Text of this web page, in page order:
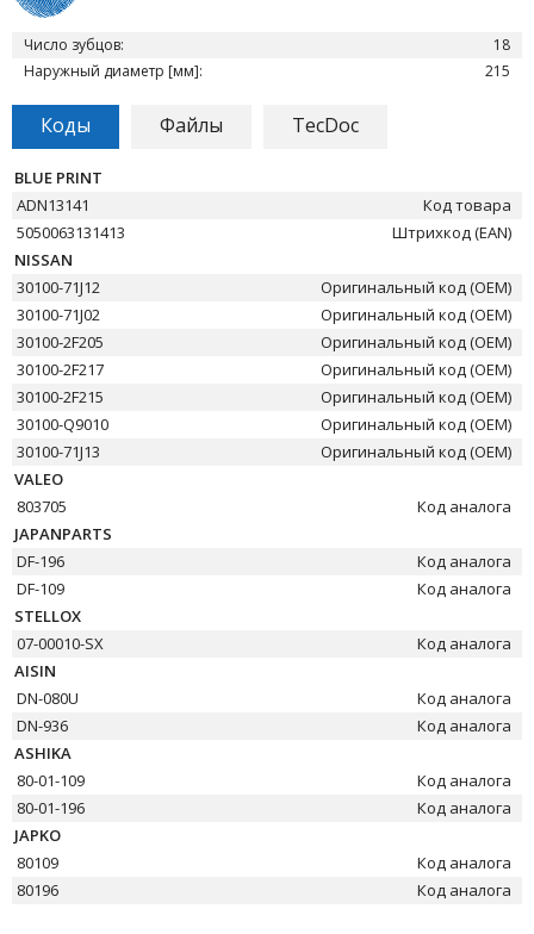
Число зубцов:
18
Наружный диаметр [мм]:
215
Коды Файлы TecDoc
BLUE PRINT
ADN13141
Код товара
5050063131413
Штрихкод (EAN)
NISSAN
30100-71J12
Оригинальный код (OEM)
30100-71J02
Оригинальный код (OEM)
30100-2F205
Оригинальный код (OEM)
30100-2F217
Оригинальный код (OEM)
30100-2F215
Оригинальный код (OEM)
30100-Q9010
Оригинальный код (OEM)
30100-71J13
Оригинальный код (OEM)
VALEO
803705
Код аналога
JAPANPARTS
DF-196
Код аналога
DF-109
Код аналога
STELLOX
07-00010-SX
Код аналога
AISIN
DN-080U
Код аналога
DN-936
Код аналога
ASHIKA
80-01-109
Код аналога
80-01-196
Код аналога
JAPKO
80109
Код аналога
80196
Код аналога